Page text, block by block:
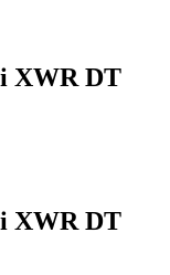
XWR DT
XWR DT